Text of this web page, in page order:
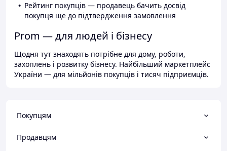
Рейтинг покупців — продавець бачить досвід
покупця ще до підтвердження замовлення
Prom — для людей і бізнесу
Щодня тут знаходять потрібне для дому, роботи,
захоплень і розвитку бізнесу. Найбільший маркетплейс
України — для мільйонів покупців і тисяч підприємців.
Покупцям
Продавцям